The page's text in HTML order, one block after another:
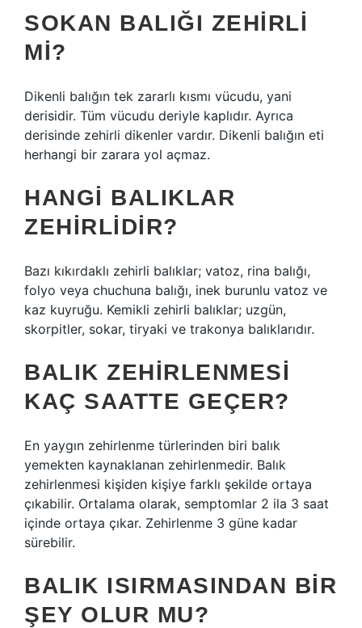
SOKAN BALIĞI ZEHIRLI
MI?
Dikenli balığın tek zararlı kısmı vücudu, yani
derisidir. Tüm vücudu deriyle kaplıdır. Ayrıca
derisinde zehirli dikenler vardır. Dikenli balığın eti
herhangi bir zarara yol açmaz.
HANGI BALIKLAR
ZEHIRLIDIR?
Bazı kıkırdaklı zehirli balıklar; vatoz, rina balığı,
folyo veya chuchuna balığı, inek burunlu vatoz ve
kaz kuyruğu. Kemikli zehirli balıklar; uzgün,
skorpitler, sokar, tiryaki ve trakonya balıklarıdır.
BALIK ZEHIRLENMESI
KAÇ SAATTE GEÇER?
En yaygın zehirlenme türlerinden biri balık
yemekten kaynaklanan zehirlenmedir. Balık
zehirlenmesi kişiden kişiye farklı şekilde ortaya
çıkabilir. Ortalama olarak, semptomlar 2 ila 3 saat
içinde ortaya çıkar. Zehirlenme 3 güne kadar
sürebilir.
BALIK ISIRMASINDAN BIR
ŞEY OLUR MU?